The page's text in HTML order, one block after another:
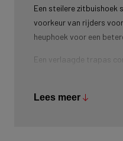
Een steilere zitbuishoek
voorkeur van rijders
heuphoek voor een
Een verlaagde trapas
Tot slot zorgt de lagere
Lees meer